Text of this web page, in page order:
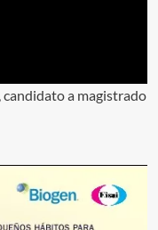
a magistrado